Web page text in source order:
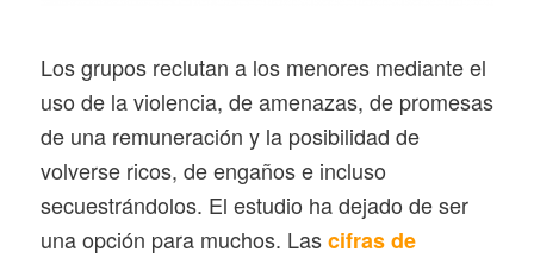
Los grupos reclutan a los menores mediante el
uso de la violencia, de amenazas, de promesas
de una remuneración y la posibilidad de
volverse ricos, de engaños e incluso
secuestrándolos. El estudio ha dejado de ser
una opción para muchos. Lascifras de